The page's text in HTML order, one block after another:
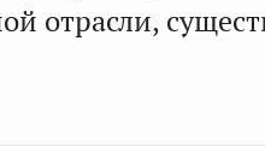
отрасли,